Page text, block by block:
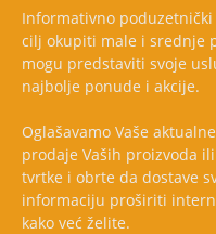
Informativno
cilj okupiti male i srednje
mogu predstaviti svoje
najbolje ponude i akcije.
Oglašavamo Vaše
prodaje Vaših proizvoda
tvrtke i obrte da dostave
informaciju proširiti
kako već želite.